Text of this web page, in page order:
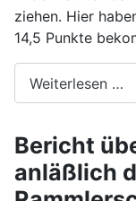
ziehen. Hier
14,5 Punkte
Weiterlesen …
Bericht
anläßlich